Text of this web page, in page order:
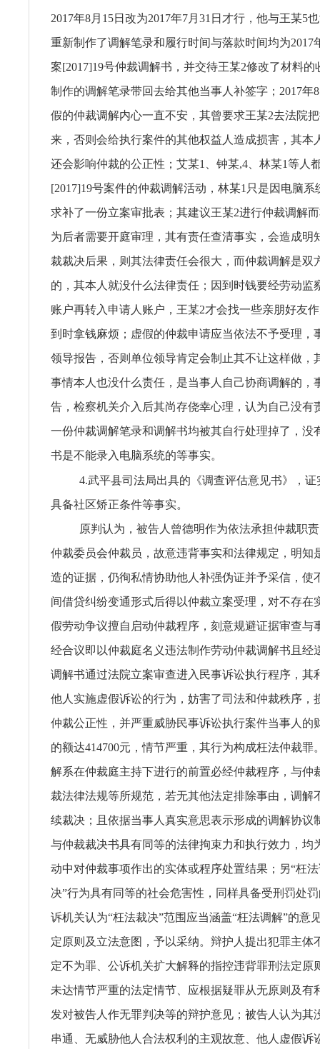
2017年8月15日改为2017年7月31日才行，他与王某5
重新制作了调解笔录和履行时间与落款时间均为2017
案[2017]19号仲裁调解书，并交待王某2修改了材料的
制作的调解笔录带回去给其他当事人补签字；2017年
假的仲裁调解内心一直不安，其曾要求王某2去法院
来，否则会给执行案件的其他权益人造成损害，其本
还会影响仲裁的公正性；艾某1、钟某,4、林某1等人
[2017]19号案件的仲裁调解活动，林某1只是因电脑
求补了一份立案审批表；其建议王某2进行仲裁调解
为后者需要开庭审理，其有责任查清事实，会造成明
裁裁决后果，则其法律责任会很大，而仲裁调解是双
的，其本人就没什么法律责任；因到时钱要经劳动监
账户再转入申请人账户，王某2才会找一些亲朋好友
到时拿钱麻烦；虚假的仲裁申请应当依法不予受理，
领导报告，否则单位领导肯定会制止其不让这样做，
事情本人也没什么责任，是当事人自己协商调解的，
告，检察机关介入后其尚存侥幸心理，认为自己没有
一份仲裁调解笔录和调解书均被其自行处理掉了，没
书是不能录入电脑系统的等事实。
4.武平县司法局出具的《调查评估意见书》，
具备社区矫正条件等事实。
原判认为，被告人曾德明作为依法承担仲裁职
仲裁委员会仲裁员，故意违背事实和法律规定，明知
造的证据，仍徇私情协助他人补强伪证并予采信，使
间借贷纠纷变通形式后得以仲裁立案受理，对不存在
假劳动争议擅自启动仲裁程序，刻意规避证据审查与
经合议即以仲裁庭名义违法制作劳动仲裁调解书且经
调解书通过法院立案审查进入民事诉讼执行程序，其
他人实施虚假诉讼的行为，妨害了司法和仲裁秩序，
仲裁公正性，并严重威胁民事诉讼执行案件当事人的
的额达414700元，情节严重，其行为构成枉法仲裁罪
解系在仲裁庭主持下进行的前置必经仲裁程序，与仲
裁法律法规等所规范，若无其他法定排除事由，调解
续裁决；且依据当事人真实意思表示形成的调解协议
与仲裁裁决书具有同等的法律拘束力和执行效力，均
动中对仲裁事项作出的实体或程序处置结果；另“枉
决”行为具有同等的社会危害性，同样具备受刑罚处
诉机关认为“枉法裁决”范围应当涵盖“枉法调解”的意
定原则及立法意图，予以采纳。辩护人提出犯罪主体
定不为罪、公诉机关扩大解释的指控违背罪刑法定原
未达情节严重的法定情节、应根据疑罪从无原则及有
发对被告人作无罪判决等的辩护意见；被告人认为其
串通、无威胁他人合法权利的主观故意、他人虚假诉